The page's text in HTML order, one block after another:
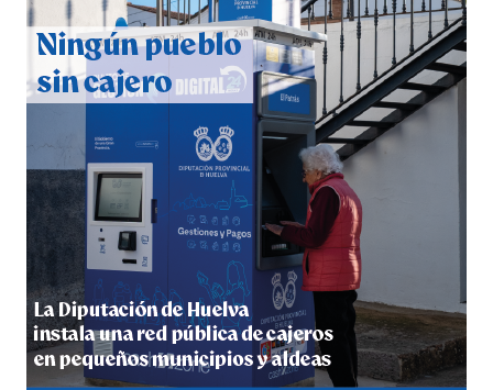
6º DÍA DE LAS FIESTAS COLOMBINAS 2026
hace 2 días·Huelvatv
QUINTA CORRIDA DE LAS FIESTAS COLOMBINAS
2026
hace 3 días·Huelvatv